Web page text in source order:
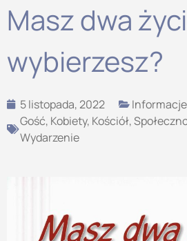
Masz dwa
wybierzesz?
5 listopada, 2022
Informacje
Gość, Kobiety, Kościół,
Wydarzenie